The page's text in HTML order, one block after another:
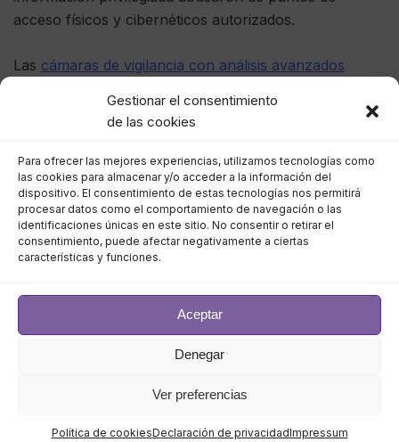
Gestionar el consentimiento
de las cookies
Para ofrecer las mejores experiencias, utilizamos tecnologías como
las cookies para almacenar y/o acceder a la información del
dispositivo. El consentimiento de estas tecnologías nos permitirá
procesar datos como el comportamiento de navegación o las
identificaciones únicas en este sitio. No consentir o retirar el
consentimiento, puede afectar negativamente a ciertas
características y funciones.
Aceptar
Denegar
Ver preferencias
Política de cookiesDeclaración de privacidadImpressum
acceso físicos y cibernéticos autorizados.
Las cámaras de vigilancia con análisis avanzados
riesgos tanto dentro como fuera de las paredes de la
sistemas de control de acceso existentes, las cámaras
pueden rastrear quién ingresa a ciertas áreas, si están
siguiendo los protocolos de salud y seguridad y
garantizar que la ocupación de los espacios cerrados
se mantenga dentro de las pautas.
Además, la menor cantidad de trabajadores en la
oficina podría dar a los ladrones y vándalos más
organizaciones sienten que no necesitan seguridad
cuando los empleados trabajan a distancia, esto puede
seguridad. Por lo tanto, al analizar lossistemas de